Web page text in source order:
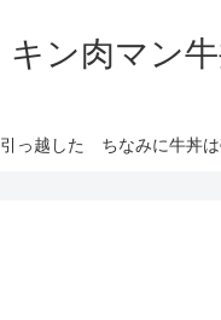
ン肉マン
っ越した ちなみに牛丼は